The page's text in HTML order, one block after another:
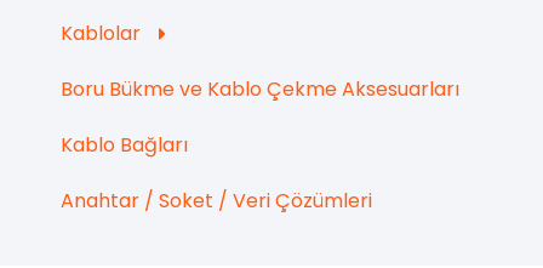
Kablolar
Boru Bükme ve Kablo Çekme Aksesuarları
Kablo Bağları
Anahtar / Soket / Veri Çözümleri